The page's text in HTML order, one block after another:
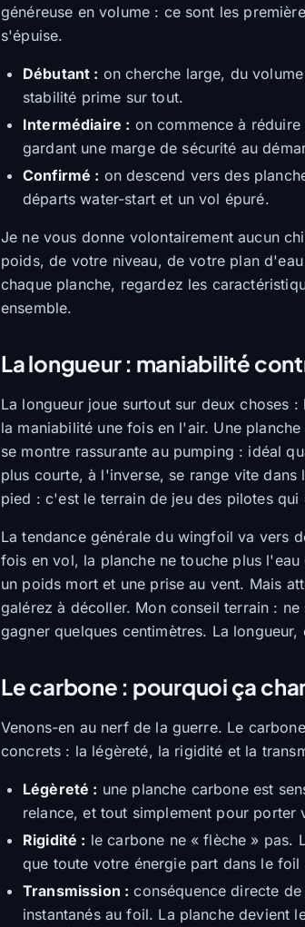
généreuse en volume : ce sont les
s'épuise.
Débutant : on cherche large, du
stabilité prime sur tout.
Intermédiaire : on commence à
gardant une marge de sécurité au
Confirmé : on descend vers des
départs water-start et un vol épuré.
Je ne vous donne volontairement aucun
poids, de votre niveau, de votre plan
chaque planche, regardez les
ensemble.
La longueur : maniabilité
La longueur joue surtout sur deux choses
la maniabilité une fois en l'air. Une
se montre rassurante au pumping : idéal
plus courte, à l'inverse, se range vite
pied : c'est le terrain de jeu des pilotes qui
La tendance générale du wingfoil va vers
fois en vol, la planche ne touche plus
un poids mort et une prise au vent. Mais
galérez à décoller. Mon conseil terrain :
gagner quelques centimètres. La
Le carbone : pourquoi ça
Venons-en au nerf de la guerre. Le
concrets : la légèreté, la rigidité et la
Légèreté : une planche carbone est
relance, et tout simplement pour porter
Rigidité : le carbone ne « flèche » pas.
que toute votre énergie part dans le
Transmission : conséquence directe
instantanés au foil. La planche devient